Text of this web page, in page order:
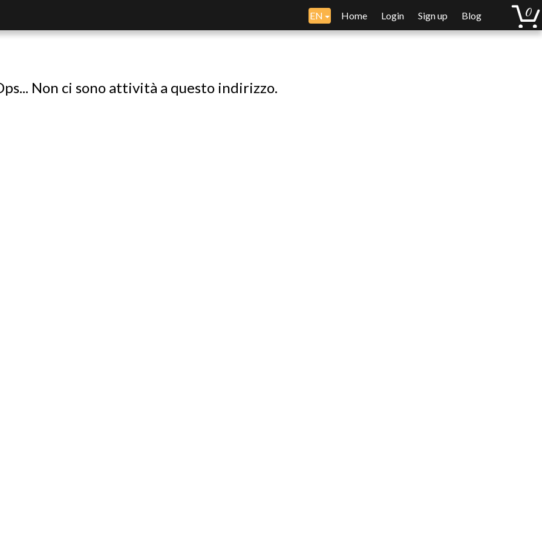
EN Home Login Sign up Blog
Non ci sono attività a questo indirizzo.